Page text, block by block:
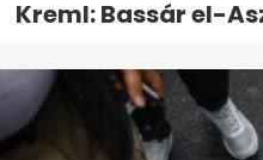
Kreml: Bassár el-